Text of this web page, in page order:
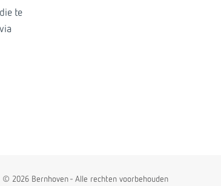
te
© 2026 Bernhoven - Alle rechten voorbehouden